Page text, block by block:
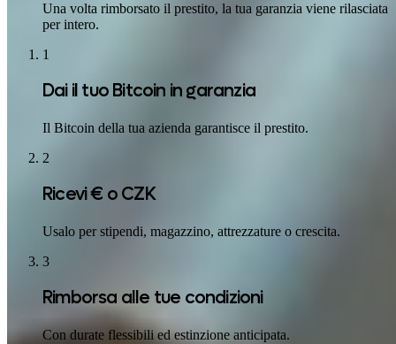
Una volta rimborsato il prestito, la tua garanzia viene rilasciata
per intero.
1
Dai il tuo Bitcoin in garanzia
Il Bitcoin della tua azienda garantisce il prestito.
2
Ricevi € o CZK
Usalo per stipendi, magazzino, attrezzature o crescita.
3
Rimborsa alle tue condizioni
Con durate flessibili ed estinzione anticipata.